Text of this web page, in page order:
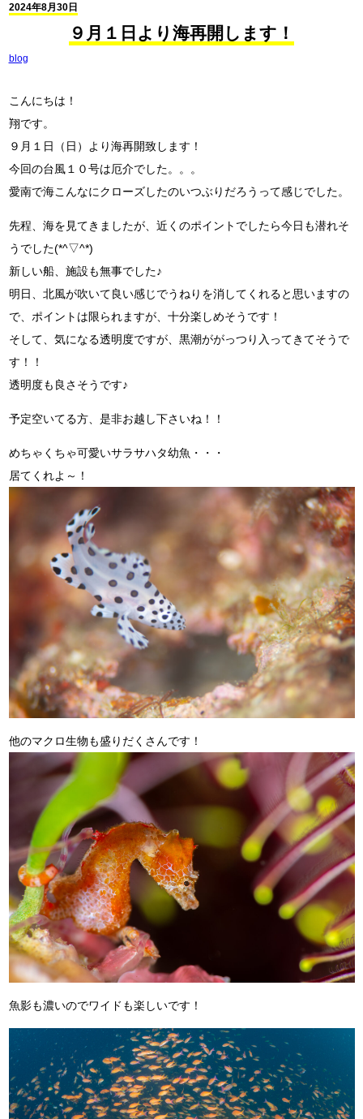
2024年8月30日
９月１日より海再開します！
blog
こんにちは！
翔です。
９月１日（日）より海再開致します！
今回の台風１０号は厄介でした。。。
愛南で海こんなにクローズしたのいつぶりだろうって感じでした。
先程、海を見てきましたが、近くのポイントでしたら今日も潜れそ
うでした(*^▽^*)
新しい船、施設も無事でした♪
明日、北風が吹いて良い感じでうねりを消してくれると思いますの
で、ポイントは限られますが、十分楽しめそうです！
そして、気になる透明度ですが、黒潮ががっつり入ってきてそうで
す！！
透明度も良さそうです♪
予定空いてる方、是非お越し下さいね！！
めちゃくちゃ可愛いサラサハタ幼魚・・・
居てくれよ～！
他のマクロ生物も盛りだくさんです！
魚影も濃いのでワイドも楽しいです！